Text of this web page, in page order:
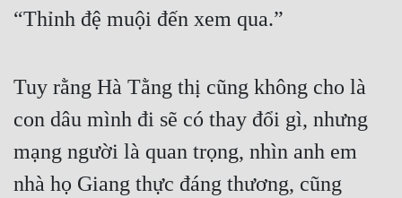
“Thỉnh đệ muội đến xem qua.”
Tuy rằng Hà Tằng thị cũng không cho là
con dâu mình đi sẽ có thay đổi gì, nhưng
mạng người là quan trọng, nhìn anh em
nhà họ Giang thực đáng thương, cũng